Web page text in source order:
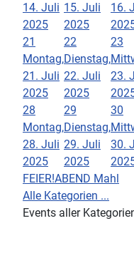
14. Juli
2025
15. Juli
2025
16.
21
Montag,
21. Juli
2025
22
Dienstag,
22. Juli
2025
23
23.
28
Montag,
28. Juli
2025
29
Dienstag,
29. Juli
2025
30
30.
FEIER!ABEND Mahl
Alle Kategorien ...
Events aller